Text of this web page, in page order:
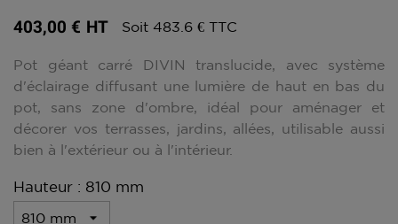
403,00 € HT Soit 483.6 € TTC
Pot géant carré DIVIN translucide, avec système
d'éclairage diffusant une lumière de haut en bas du
pot, sans zone d'ombre, idéal pour aménager et
décorer vos terrasses, jardins, allées, utilisable aussi
bien à l'extérieur ou à l'intérieur.
Hauteur : 810 mm